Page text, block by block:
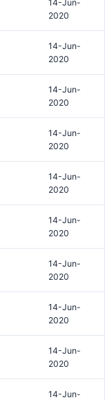
14-Jun-
2020
14-Jun-
2020
14-Jun-
2020
14-Jun-
2020
14-Jun-
2020
14-Jun-
2020
14-Jun-
2020
14-Jun-
2020
14-Jun-
2020
14-Jun-